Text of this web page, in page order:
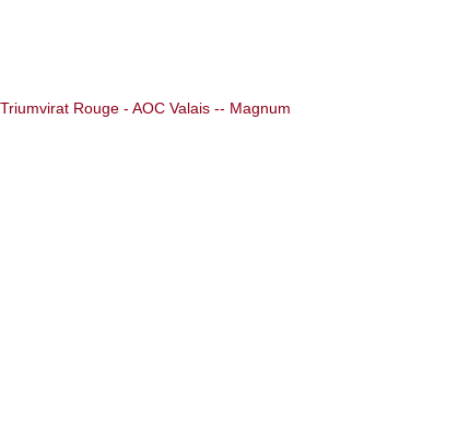
Triumvirat Rouge - AOC Valais -- Magnum